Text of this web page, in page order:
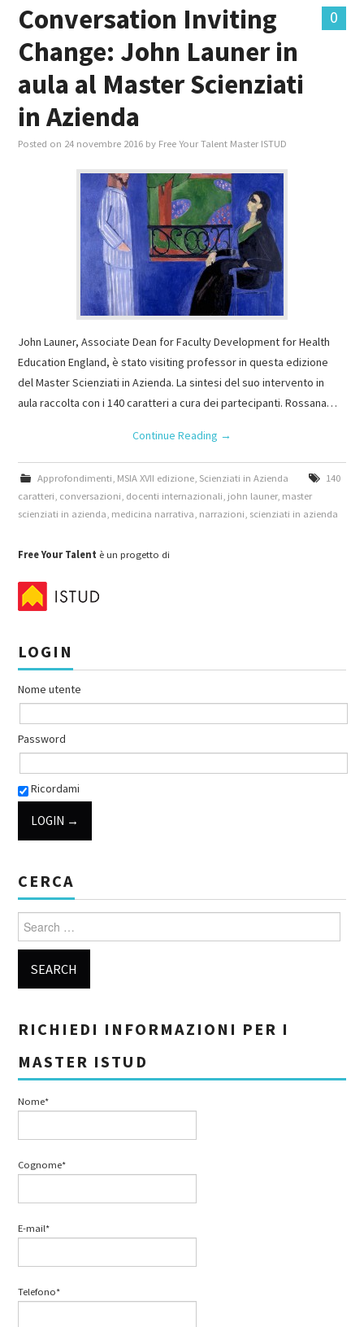
0
Conversation Inviting
Change: John Launer in
aula al Master Scienziati
in Azienda
Posted on 24 novembre 2016 by Free Your Talent Master ISTUD
John Launer, Associate Dean for Faculty Development for Health
Education England, è stato visiting professor in questa edizione
del Master Scienziati in Azienda. La sintesi del suo intervento in
aula raccolta con i 140 caratteri a cura dei partecipanti. Rossana…
Continue Reading →
Approfondimenti MSIA XVII edizione, Scienziati in Azienda
140
caratteri conversazioni docenti internazionali john launer, master
scienziati in azienda medicina narrativa narrazioni scienziati in azienda
Free Your Talent è un progetto di
LOGIN
Nome utente
Password
Ricordami
CERCA
Search for:
RICHIEDI INFORMAZIONI PER I
MASTER ISTUD
Nome*
Cognome*
E-mail*
Telefono*